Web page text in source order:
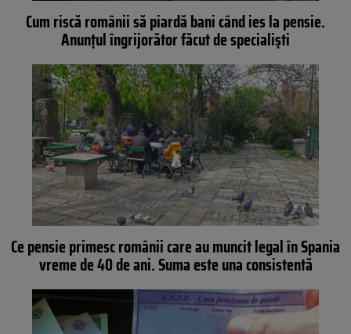
Cum riscă românii să piardă bani când ies la pensie.
Anunțul îngrijorător făcut de specialiști
Ce pensie primesc românii care au muncit legal în Spania
vreme de 40 de ani. Suma este una consistentă